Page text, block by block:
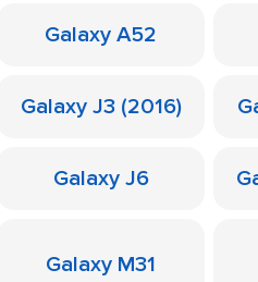
Galaxy A52
Galaxy J3 (2016)
Galaxy J6
Galaxy M31